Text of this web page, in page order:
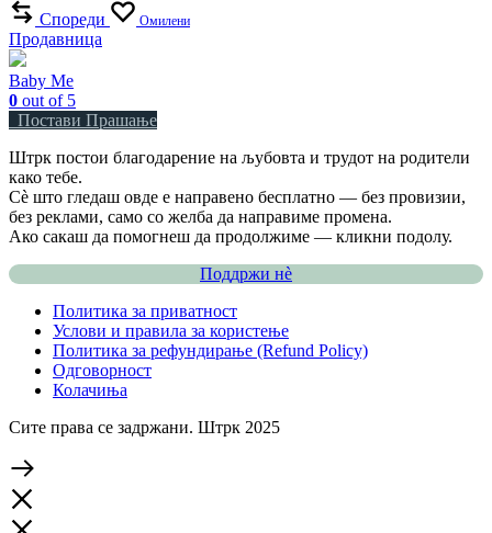
Спореди Омилени
Продавница
Baby Me
0 out of 5
Постави Прашање
Штрк постои благодарение на љубовта и трудот на родители
како тебе.
Сè што гледаш овде е направено бесплатно — без провизии,
без реклами, само со желба да направиме промена.
Ако сакаш да помогнеш да продолжиме — кликни подолу.
Поддржи нѐ
Политика за приватност
Услови и правила за користење
Политика за рефундирање (Refund Policy)
Одговорност
Колачиња
Сите права се задржани. Штрк 2025